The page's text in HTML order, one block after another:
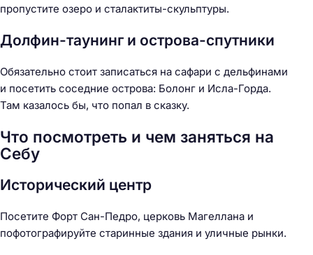
пропустите озеро и сталактиты-скульптуры.
Долфин-таунинг и острова-спутники
Обязательно стоит записаться на сафари с дельфинами
и посетить соседние острова: Болонг и Исла-Горда.
Там казалось бы, что попал в сказку.
Что посмотреть и чем заняться на
Себу
Исторический центр
Посетите Форт Сан-Педро, церковь Магеллана и
пофотографируйте старинные здания и уличные рынки.